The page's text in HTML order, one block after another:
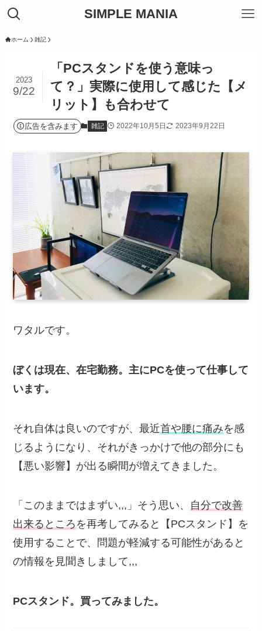
SIMPLE MANIA
ホーム 雑記
「PCスタンドを使う意味っ
て？」実際に使用して感じた【メ
リット】も合わせて
2023
9/22
広告を含みます 雑記 2022年10月5日 2023年9月22日
ワタルです。
ぼくは現在、在宅勤務。主にPCを使って仕事して
います。
それ自体は良いのですが、最近首や腰に痛みを感
じるようになり、それがきっかけで他の部分にも
【悪い影響】が出る瞬間が増えてきました。
「このままではまずい,,,」そう思い、 自分で改善
出来るところ を再考してみると【PCスタンド】を
使用することで、問題が軽減する可能性があると
の情報を見聞きしまして,,,
PCスタンド。買ってみました。